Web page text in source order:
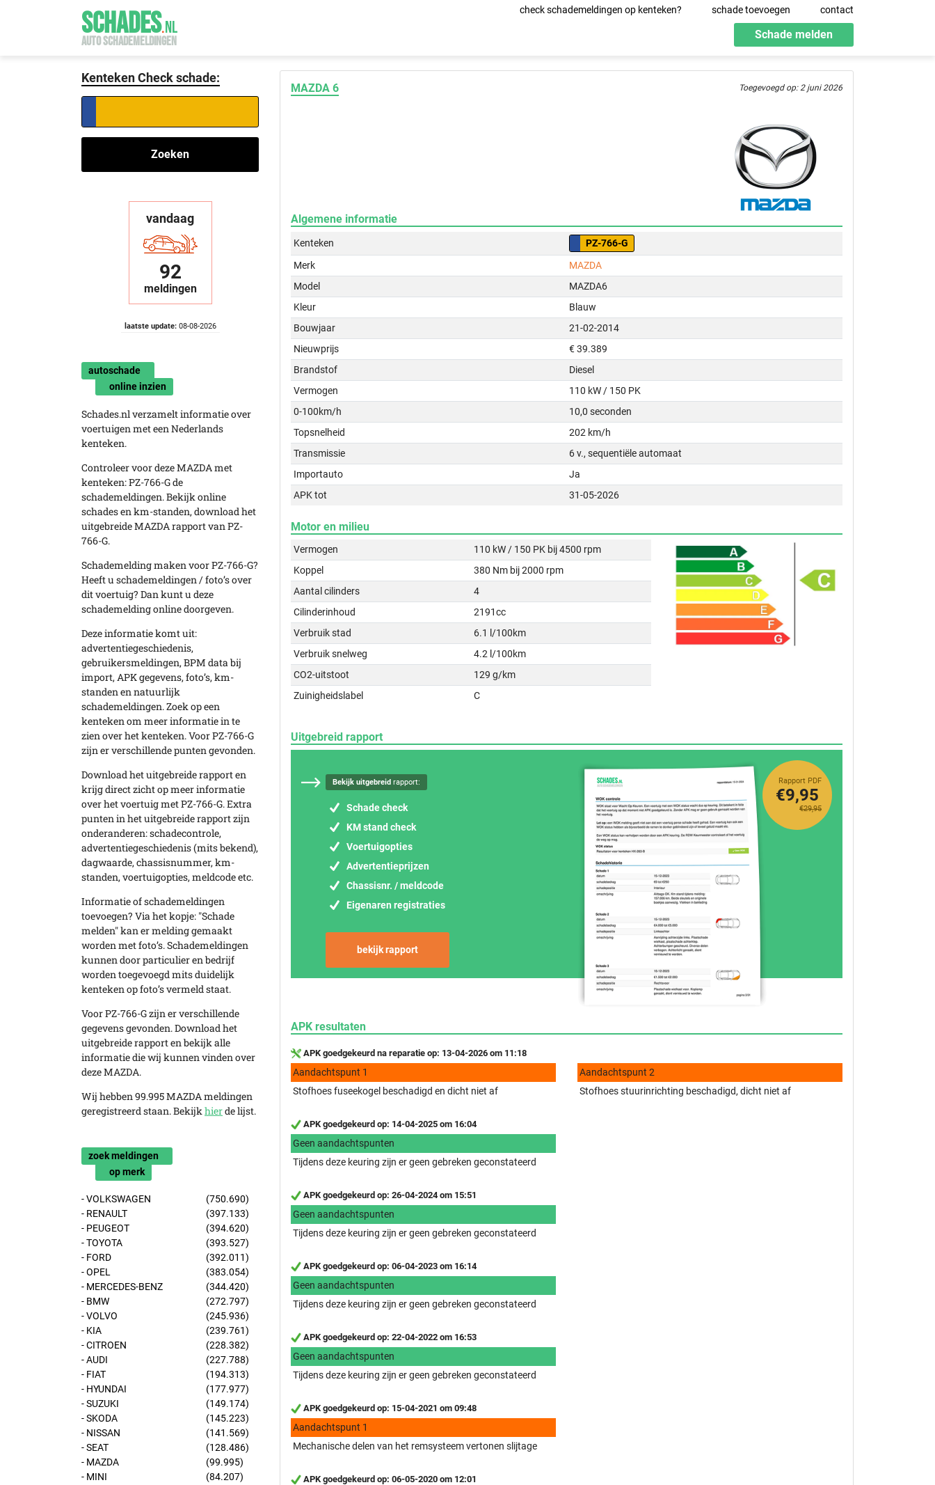
SCHADES.NL
AUTO SCHADEMELDINGEN
check schademeldingen op kenteken? schade toevoegen contact
Schade melden
Kenteken Check schade:
Zoeken
vandaag
92
meldingen
laatste update:08-08-2026
autoschade
online inzien
Schades.nl verzamelt informatie over
voertuigen met een Nederlands
kenteken.
Controleer voor deze MAZDA met
kenteken: PZ-766-G de
schademeldingen. Bekijk online
schades en km-standen, download het
uitgebreide MAZDA rapport van PZ-
766-G.
Schademelding maken voor PZ-766-G?
Heeft u schademeldingen / foto’s over
dit voertuig? Dan kunt u deze
schademelding online doorgeven.
Deze informatie komt uit:
advertentiegeschiedenis,
gebruikersmeldingen, BPM data bij
import, APK gegevens, foto’s, km-
standen en natuurlijk
schademeldingen. Zoek op een
kenteken om meer informatie in te
zien over het kenteken. Voor PZ-766-G
zijn er verschillende punten gevonden.
Download het uitgebreide rapport en
krijg direct zicht op meer informatie
over het voertuig met PZ-766-G. Extra
punten in het uitgebreide rapport zijn
onderanderen: schadecontrole,
advertentiegeschiedenis (mits bekend),
dagwaarde, chassisnummer, km-
standen, voertuigopties, meldcode etc.
Informatie of schademeldingen
toevoegen? Via het kopje: "Schade
melden" kan er melding gemaakt
worden met foto’s. Schademeldingen
kunnen door particulier en bedrijf
worden toegevoegd mits duidelijk
kenteken op foto’s vermeld staat.
Voor PZ-766-G zijn er verschillende
gegevens gevonden. Download het
uitgebreide rapport en bekijk alle
informatie die wij kunnen vinden over
deze MAZDA.
Wij hebben 99.995 MAZDA meldingen
geregistreerd staan. Bekijkhierde lijst.
zoek meldingen
op merk
- VOLKSWAGEN
(750.690)
- RENAULT
(397.133)
- PEUGEOT
(394.620)
- TOYOTA
(393.527)
- FORD
(392.011)
- OPEL
(383.054)
- MERCEDES-BENZ
(344.420)
- BMW
(272.797)
- VOLVO
(245.936)
- KIA
(239.761)
- CITROEN
(228.382)
- AUDI
(227.788)
- FIAT
(194.313)
- HYUNDAI
(177.977)
- SUZUKI
(149.174)
- SKODA
(145.223)
- NISSAN
(141.569)
- SEAT
(128.486)
- MAZDA
(99.995)
- MINI
(84.207)
MAZDA 6 Toegevoegd op: 2 juni 2026
Algemene informatie
Kenteken
PZ-766-G
Merk
MAZDA
Model
MAZDA6
Kleur
Blauw
Bouwjaar
21-02-2014
Nieuwprijs
€ 39.389
Brandstof
Diesel
Vermogen
110 kW / 150 PK
0-100km/h
10,0 seconden
Topsnelheid
202 km/h
Transmissie
6 v., sequentiële automaat
Importauto
Ja
APK tot
31-05-2026
Motor en milieu
Vermogen
110 kW / 150 PK bij 4500 rpm
Koppel
380 Nm bij 2000 rpm
Aantal cilinders
4
Cilinderinhoud
2191cc
Verbruik stad
6.1 l/100km
Verbruik snelweg
4.2 l/100km
CO2-uitstoot
129 g/km
Zuinigheidslabel
C
Uitgebreid rapport
Bekijk uitgebreid rapport:
Schade check
KM stand check
Voertuigopties
Advertentieprijzen
Chassisnr. / meldcode
Eigenaren registraties
bekijk rapport
Rapport PDF
€29,95
€9,95
APK resultaten
APK goedgekeurd na reparatie op: 13-04-2026 om 11:18
Aandachtspunt 1
Stofhoes fuseekogel beschadigd en dicht niet af
Aandachtspunt 2
Stofhoes stuurinrichting beschadigd, dicht niet af
APK goedgekeurd op: 14-04-2025 om 16:04
Geen aandachtspunten
Tijdens deze keuring zijn er geen gebreken geconstateerd
APK goedgekeurd op: 26-04-2024 om 15:51
Geen aandachtspunten
Tijdens deze keuring zijn er geen gebreken geconstateerd
APK goedgekeurd op: 06-04-2023 om 16:14
Geen aandachtspunten
Tijdens deze keuring zijn er geen gebreken geconstateerd
APK goedgekeurd op: 22-04-2022 om 16:53
Geen aandachtspunten
Tijdens deze keuring zijn er geen gebreken geconstateerd
APK goedgekeurd op: 15-04-2021 om 09:48
Aandachtspunt 1
Mechanische delen van het remsysteem vertonen slijtage
APK goedgekeurd op: 06-05-2020 om 12:01